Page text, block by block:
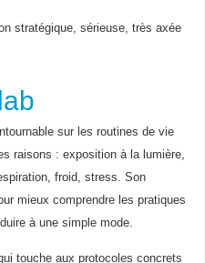
stratégique, sérieuse, très axée
sur les routines de vie
raisons : exposition à la lumière,
froid, stress. Son
mieux comprendre les pratiques
à une simple mode.
touche aux protocoles concrets